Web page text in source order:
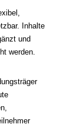
Inhalte
und
werden.